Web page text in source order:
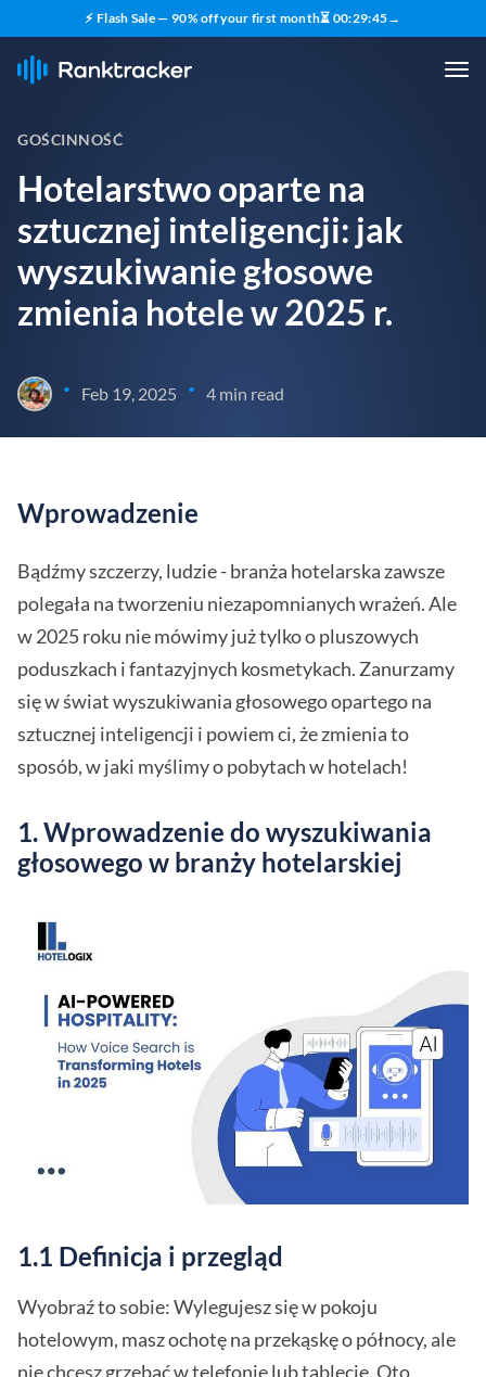
⚡ Flash Sale — 90% off your first month⏳ 00:29:44→
GOŚCINNOŚĆ
Hotelarstwo oparte na
sztucznej inteligencji: jak
wyszukiwanie głosowe
zmienia hotele w 2025 r.
• Feb 19, 2025 • 4 min read
Wprowadzenie
Bądźmy szczerzy, ludzie - branża hotelarska zawsze
polegała na tworzeniu niezapomnianych wrażeń. Ale
w 2025 roku nie mówimy już tylko o pluszowych
poduszkach i fantazyjnych kosmetykach. Zanurzamy
się w świat wyszukiwania głosowego opartego na
sztucznej inteligencji i powiem ci, że zmienia to
sposób, w jaki myślimy o pobytach w hotelach!
1. Wprowadzenie do wyszukiwania
głosowego w branży hotelarskiej
1.1 Definicja i przegląd
Wyobraź to sobie: Wylegujesz się w pokoju
hotelowym, masz ochotę na przekąskę o północy, ale
nie chcesz grzebać w telefonie lub tablecie. Oto